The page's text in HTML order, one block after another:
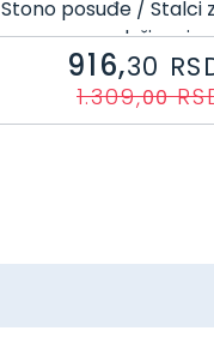
Stono posuđe / Stalci
posluživanje
Šifra: 75351
916,30
1.309,00